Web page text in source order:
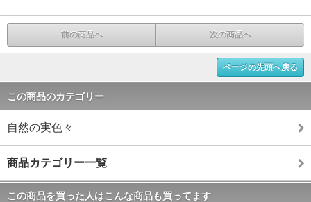
前の商品へ 次の商品へ
ページの先頭へ戻る
この商品のカテゴリー
自然の実色々
商品カテゴリー一覧
この商品を買った人はこんな商品も買ってます